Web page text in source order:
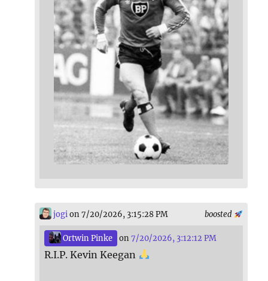
boosted
jogi on 7/20/2026, 3:15:28 PM
Ortwin Pinke on7/20/2026, 3:12:12 PM
R.I.P. Kevin Keegan